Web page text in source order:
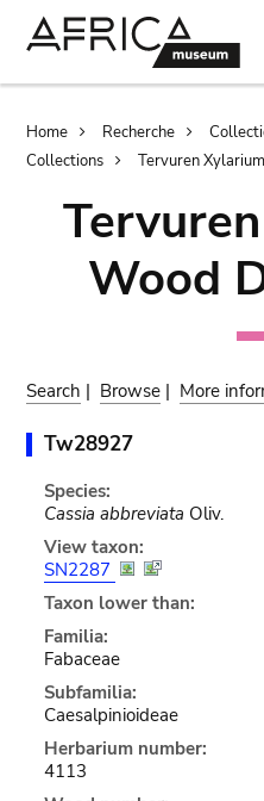
Home Recherche
Collections
Tervuren
Wood
Search | Browse | More
Tw28927
Species:
Cassia abbreviata Oliv.
View taxon:
SN2287
Taxon lower than:
Familia:
Fabaceae
Subfamilia:
Caesalpinioideae
Herbarium number:
4113